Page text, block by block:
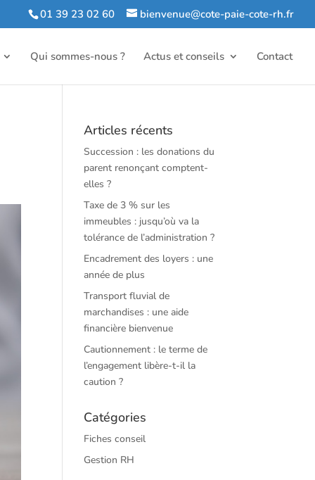
01 39 23 02 60 bienvenue@cote-paie-cote-rh.fr
Qui sommes-nous ? Actus et conseils Contact
Articles récents
Succession : les donations du
parent renonçant comptent-
elles ?
Taxe de 3 % sur les
immeubles : jusqu’où va la
tolérance de l’administration ?
Encadrement des loyers : une
année de plus
Transport fluvial de
marchandises : une aide
financière bienvenue
Cautionnement : le terme de
l’engagement libère-t-il la
caution ?
Catégories
Fiches conseil
Gestion RH